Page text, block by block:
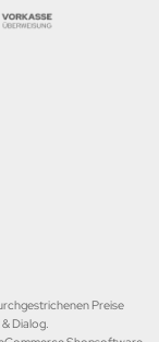
Preise
Dialog.